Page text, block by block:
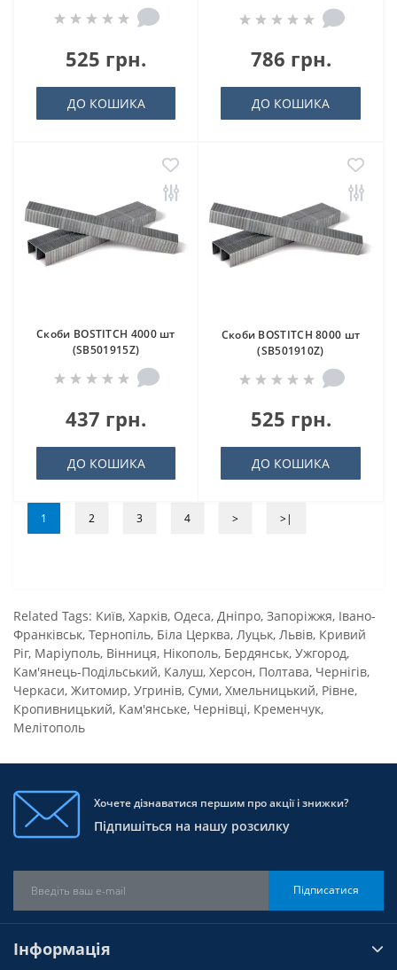
525 грн.
ДО КОШИКА
786 грн.
ДО КОШИКА
Скоби BOSTITCH 4000 шт
(SB501915Z)
437 грн.
ДО КОШИКА
Скоби BOSTITCH 8000 шт
(SB501910Z)
525 грн.
ДО КОШИКА
1 2 3 4 > >|
Related Tags: Київ, Харків, Одеса, Дніпро, Запоріжжя, Івано-
Франківськ, Тернопіль, Біла Церква, Луцьк, Львів, Кривий
Ріг, Маріуполь, Вінниця, Нікополь, Бердянськ, Ужгород,
Кам'янець-Подільський, Калуш, Херсон, Полтава, Чернігів,
Черкаси, Житомир, Угринів, Суми, Хмельницький, Рівне,
Кропивницький, Кам'янське, Чернівці, Кременчук,
Мелітополь
Хочете дізнаватися першим про акції і знижки?
Підпишіться на нашу розсилку
Підписатися
Інформація